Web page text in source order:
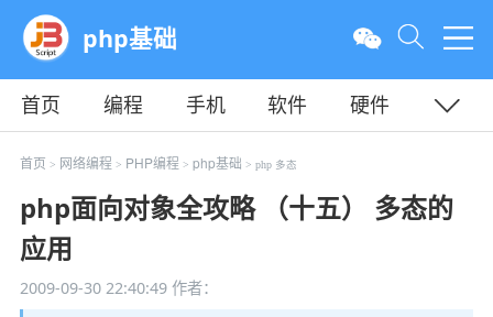
php基础
首页 编程 手机 软件
硬件
教程
平面 服务器
首页 > 网络编程 > PHP编程 > php基础 > php 多态
php面向对象全攻略 （十五） 多态的
应用
2009-09-30 22:40:49作者：